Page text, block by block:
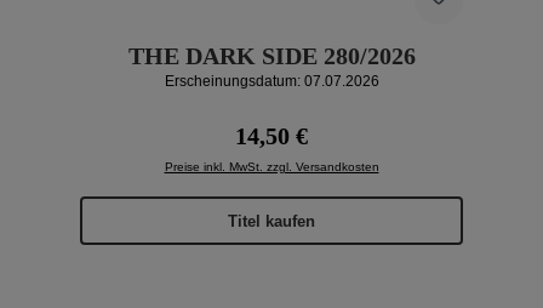
THE DARK SIDE 280/2026
Erscheinungsdatum: 07.07.2026
Regulärer Preis:
14,50 €
Preise inkl. MwSt. zzgl. Versandkosten
Titel kaufen